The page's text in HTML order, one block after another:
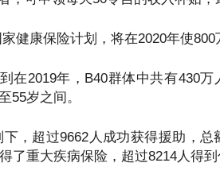
健康保险计划，将在2020年使800
在2019年，B40群体中共有430
55岁之间。
下，超过9662人成功获得援助，
了重大疾病保险，超过8214人得到